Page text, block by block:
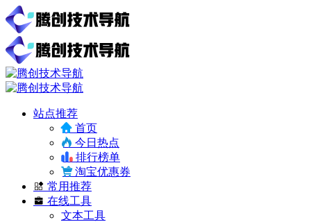
站点推荐
首页
今日热点
排行榜单
淘宝优惠券
常用推荐
在线工具
文本工具